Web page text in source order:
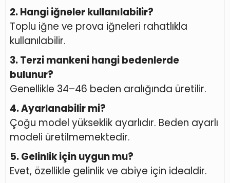
2. Hangi iğneler kullanılabilir?
Toplu iğne ve prova iğneleri rahatlıkla
kullanılabilir.
3. Terzi mankeni hangi bedenlerde
bulunur?
Genellikle 34–46 beden aralığında üretilir.
4. Ayarlanabilir mi?
Çoğu model yükseklik ayarlıdır. Beden ayarlı
modeli üretilmemektedir.
5. Gelinlik için uygun mu?
Evet, özellikle gelinlik ve abiye için idealdir.